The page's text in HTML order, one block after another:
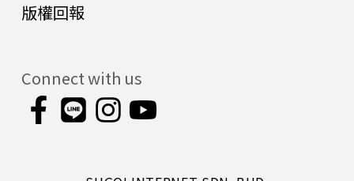
版權回報
Connect with us